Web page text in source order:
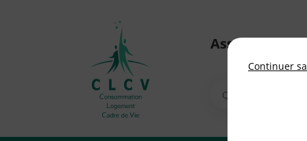
Association
Continuer